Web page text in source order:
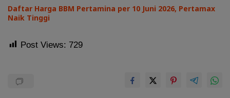
Daftar Harga BBM Pertamina per 10 Juni 2026, Pertamax
Naik Tinggi
Post Views: 729